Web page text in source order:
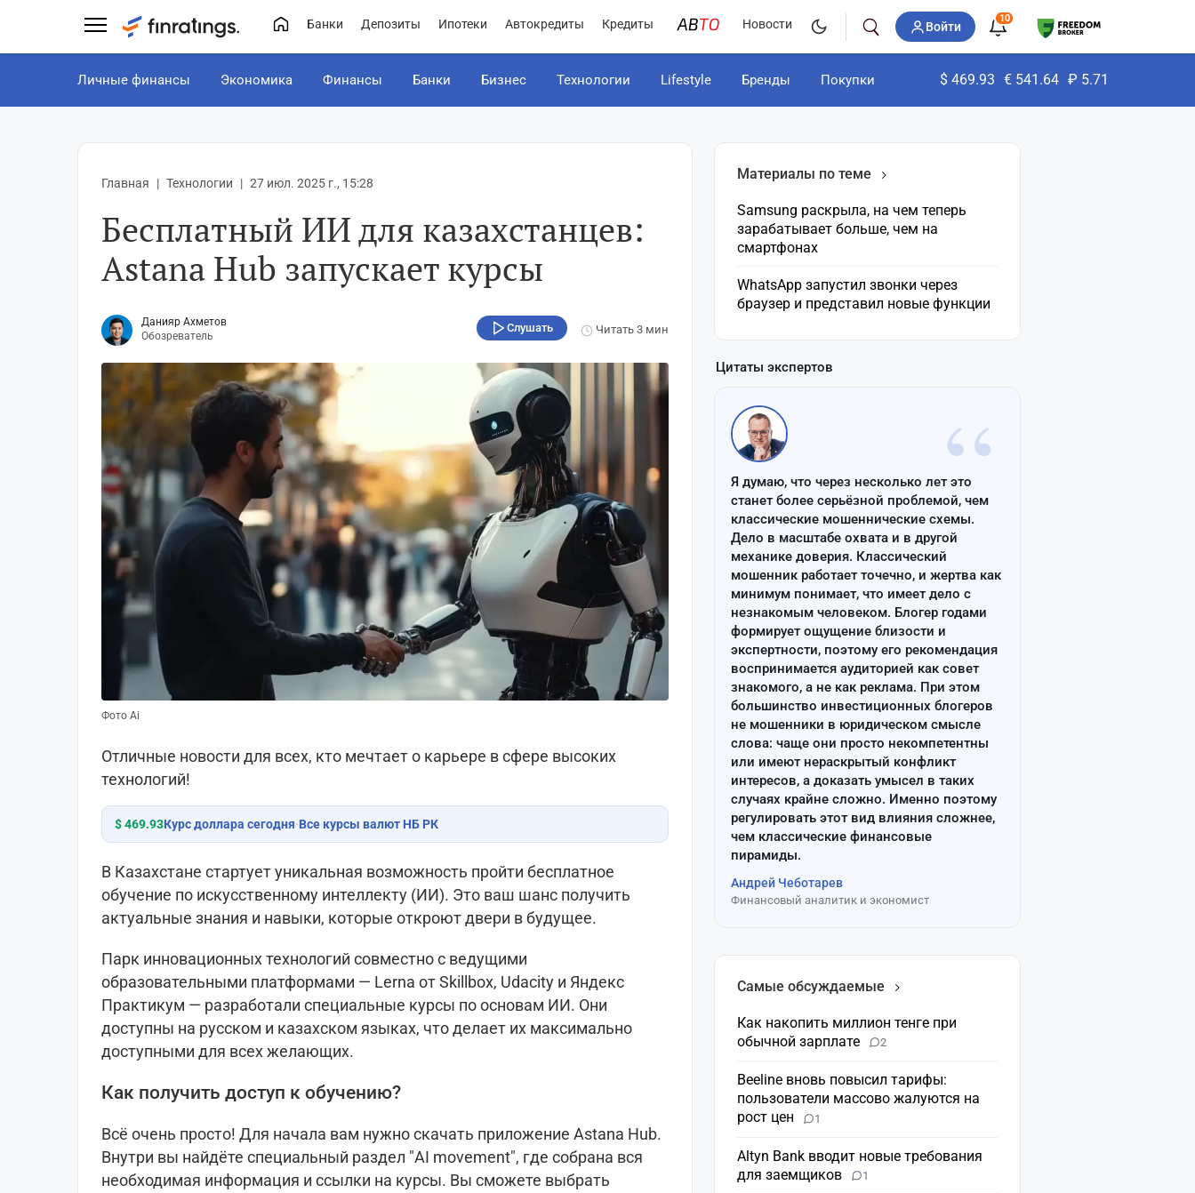
Банки Депозиты Ипотеки Автокредиты Кредиты Новости Войти
10
Личные финансы Экономика Финансы Банки Бизнес Технологии Lifestyle Бренды Покупки $ 469.93 € 541.64 ₽ 5.71
Главная Технологии 27 июл. 2025 г., 15:28
Бесплатный ИИ для казахстанцев:
Astana Hub запускает курсы
Данияр Ахметов
Обозреватель
Слушать Читать3 мин
Фото Ai
Отличные новости для всех, кто мечтает о карьере в сфере высоких
технологий!
$ 469.93Курс доллара сегодня·Все курсы валют НБ РК
В Казахстане стартует уникальная возможность пройти бесплатное
обучение по искусственному интеллекту (ИИ). Это ваш шанс получить
актуальные знания и навыки, которые откроют двери в будущее.
Парк инновационных технологий совместно с ведущими
образовательными платформами — Lerna от Skillbox, Udacity и Яндекс
Практикум — разработали специальные курсы по основам ИИ. Они
доступны на русском и казахском языках, что делает их максимально
доступными для всех желающих.
Как получить доступ к обучению?
Всё очень просто! Для начала вам нужно скачать приложение Astana Hub.
Внутри вы найдёте специальный раздел "AI movement", где собрана вся
необходимая информация и ссылки на курсы. Вы сможете выбрать
Материалы по теме
Samsung раскрыла, на чем теперь
зарабатывает больше, чем на
смартфонах
WhatsApp запустил звонки через
браузер и представил новые функции
Цитаты экспертов
“
Я думаю, что через несколько лет это
станет более серьёзной проблемой, чем
классические мошеннические схемы.
Дело в масштабе охвата и в другой
механике доверия. Классический
мошенник работает точечно, и жертва как
минимум понимает, что имеет дело с
незнакомым человеком. Блогер годами
формирует ощущение близости и
экспертности, поэтому его рекомендация
воспринимается аудиторией как совет
знакомого, а не как реклама. При этом
большинство инвестиционных блогеров
не мошенники в юридическом смысле
слова: чаще они просто некомпетентны
или имеют нераскрытый конфликт
интересов, а доказать умысел в таких
случаях крайне сложно. Именно поэтому
регулировать этот вид влияния сложнее,
чем классические финансовые
пирамиды.
Андрей Чеботарев
Финансовый аналитик и экономист
Самые обсуждаемые
Как накопить миллион тенге при
обычной зарплате
2
Beeline вновь повысил тарифы:
пользователи массово жалуются на
рост цен
1
Altyn Bank вводит новые требования
для заемщиков
1